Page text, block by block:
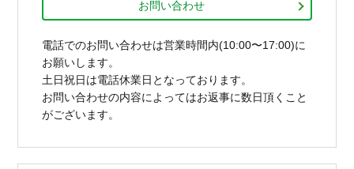
お問い合わせ
電話でのお問い合わせは営業時間内(10:00〜17:00)に
お願いします。
土日祝日は電話休業日となっております。
お問い合わせの内容によってはお返事に数日頂くこと
がございます。